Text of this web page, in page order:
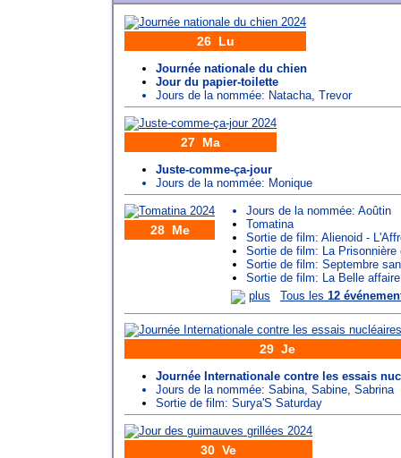
26 Lu
Journée nationale du chien
Jour du papier-toilette
Jours de la nommée: Natacha, Trevor
27 Ma
Juste-comme-ça-jour
Jours de la nommée: Monique
28 Me
Jours de la nommée: Aoûtin
Tomatina
Sortie de film: Alienoid -
Sortie de film: La Prisonnière
Sortie de film: Septembre
Sortie de film: La Belle affaire
plus
Tous les 12
29 Je
Journée Internationale contre les essais
Jours de la nommée: Sabina Sabine Sabrina
Sortie de film: Surya'S Saturday
30 Ve